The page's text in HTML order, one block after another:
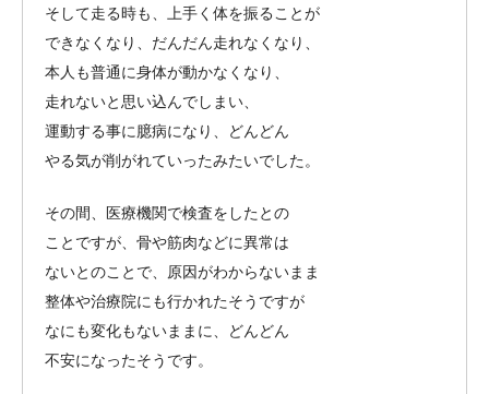
そして走る時も、上手く体を振ることが
できなくなり、だんだん走れなくなり、
本人も普通に身体が動かなくなり、
走れないと思い込んでしまい、
運動する事に臆病になり、どんどん
やる気が削がれていったみたいでした。
その間、医療機関で検査をしたとの
ことですが、骨や筋肉などに異常は
ないとのことで、原因がわからないまま
整体や治療院にも行かれたそうですが
なにも変化もないままに、どんどん
不安になったそうです。